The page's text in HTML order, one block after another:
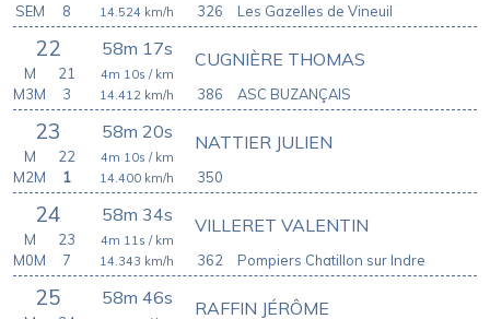
326
14.524 km/h
SEM
8 Les Gazelles de Vineuil
22 58m 17s
386
CUGNIÈRE THOMAS
4m 10s / km
14.412 km/h
M
21
M3M
3 ASC BUZANÇAIS
23 58m 20s
350
NATTIER JULIEN
4m 10s / km
14.400 km/h
M
22
M2M
1
24 58m 34s
362
VILLERET VALENTIN
4m 11s / km
14.343 km/h
M
23
M0M
7 Pompiers Chatillon sur Indre
25 58m 46s RAFFIN JÉRÔME